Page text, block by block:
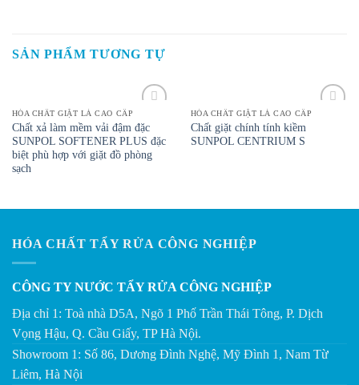
SẢN PHẨM TƯƠNG TỰ
Wishlist
HÓA CHẤT GIẶT LÀ CAO CẤP
Chất xả làm mềm vải đậm đặc
SUNPOL SOFTENER PLUS đặc
biệt phù hợp với giặt đồ phòng
sạch
HÓA CHẤT GIẶT LÀ CAO CẤP
Chất giặt chính tính kiềm
SUNPOL CENTRIUM S
HÓA CHẤT TẨY RỬA CÔNG NGHIỆP
CÔNG TY NƯỚC TẨY RỬA CÔNG NGHIỆP
Địa chỉ 1: Toà nhà D5A, Ngõ 1 Phố Trần Thái Tông, P. Dịch
Vọng Hậu, Q. Cầu Giấy, TP Hà Nội.
Showroom 1: Số 86, Dương Đình Nghệ, Mỹ Đình 1, Nam Từ
Liêm, Hà Nội